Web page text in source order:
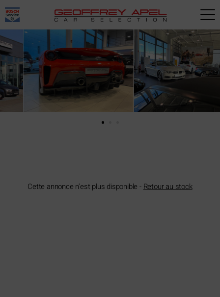
Cette annonce n'est plus disponible - Retour au stock